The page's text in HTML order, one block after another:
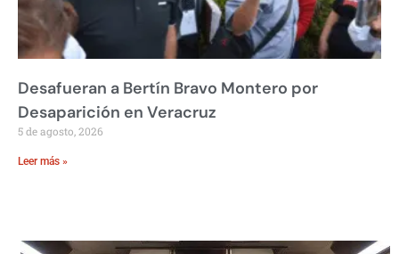
Desafueran a Bertín Bravo Montero por
Desaparición en Veracruz
5 de agosto, 2026
Leer más »